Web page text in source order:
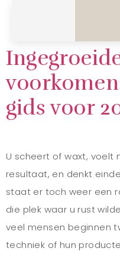
gids voor
U scheert of waxt, voelt
resultaat, en denkt
staat er toch weer een
die plek waar u rust
veel mensen beginnen
techniek of hun